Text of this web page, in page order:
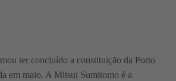
ter concluído a constituição da Porto
em maio. A Mitsui Sumitomo é a